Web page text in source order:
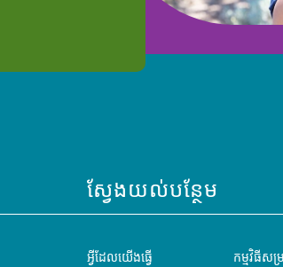
ស្វែងយល់បន្ថែម
អ្វីដែលយើងធ្វើ
កម្មវិធីស